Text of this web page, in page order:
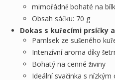
mimořádně bohaté na
Obsah sáčku: 70 g
Dokas s kuřecími prsíčky
Pamlsek ze sušeného
Intenzívní aroma díky
Bohatý na cenné živiny
Ideální svačinka s